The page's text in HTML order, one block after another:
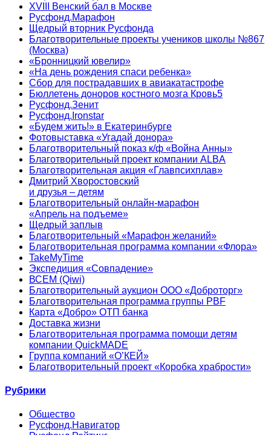
XVIII Венский бал в Москве
Русфонд.Марафон
Щедрый вторник Русфонда
Благотворительные проекты учеников школы №867
(Москва)
«Бронницкий ювелир»
«На день рождения спаси ребенка»
Сбор для пострадавших в авиакатастрофе
Бюллетень доноров костного мозга Кровь5
Русфонд.Зенит
Русфонд.Ironstar
«Будем жить!» в Екатеринбурге
Фотовыставка «Угадай донора»
Благотворительный показ к/ф «Война Анны»
Благотворительный проект компании ALBA
Благотворительная акция «Главпсихплав»
Дмитрий Хворостовский
и друзья – детям
Благотворительный онлайн‑марафон
«Апрель на подъеме»
Щедрый заплыв
Благотворительный «Марафон желаний»
Благотворительная программа компании «Флора»
TakeMyTime
Экспедиция «Совпадение»
ВСЕМ (Qiwi)
Благотворительный аукцион ООО «Доброторг»
Благотворительная программа группы PBF
Карта «Добро» ОТП банка
Доставка жизни
Благотворительная программа помощи детям
компании QuickMADE
Группа компаний «О’КЕЙ»
Благотворительный проект «Коробка храбрости»
Рубрики
Общество
Русфонд.Навигатор